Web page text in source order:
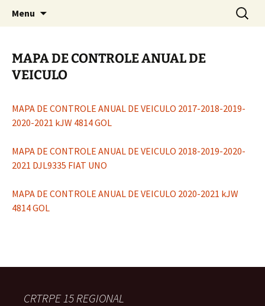
Portal da Transparência |
Prestação de Contas – CRTRPE
15
Lei de acesso a informação
Menu
por:
MAPA DE CONTROLE ANUAL DE
VEICULO
MAPA DE CONTROLE ANUAL DE VEICULO 2017-2018-2019-
2020-2021 kJW 4814 GOL
MAPA DE CONTROLE ANUAL DE VEICULO 2018-2019-2020-
2021 DJL9335 FIAT UNO
MAPA DE CONTROLE ANUAL DE VEICULO 2020-2021 kJW
4814 GOL
CRTRPE 15 REGIONAL